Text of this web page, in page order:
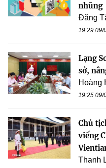
nhũng
Đăng
19:29 09/
Lạng
sở,
Hoàng
19:25 09/
Chủ
viếng
Thanh